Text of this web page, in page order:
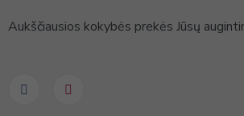
Aukščiausios kokybės prekės Jūsų